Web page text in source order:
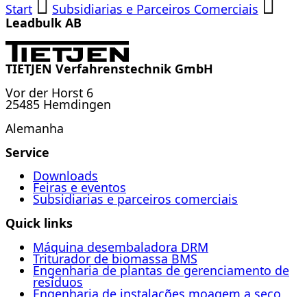
Start
Subsidiarias e Parceiros Comerciais
Leadbulk AB
TIETJEN Verfahrenstechnik GmbH
Vor der Horst 6
25485 Hemdingen
Alemanha
Service
Downloads
Feiras e eventos
Subsidiarias e parceiros comerciais
Quick links
Máquina desembaladora DRM
Triturador de biomassa BMS
Engenharia de plantas de gerenciamento de
resíduos